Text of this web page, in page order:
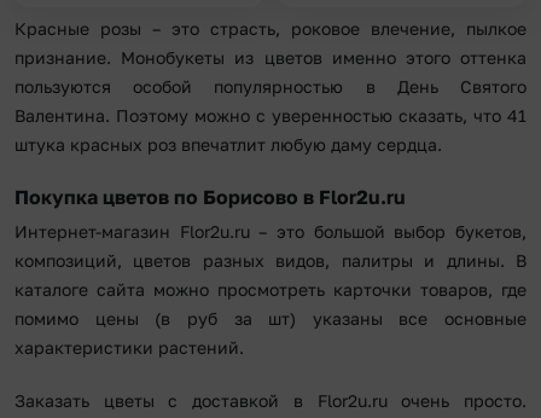
Красные розы – это страсть, роковое влечение, пылкое
признание. Монобукеты из цветов именно этого оттенка
пользуются особой популярностью в День Святого
Валентина. Поэтому можно с уверенностью сказать, что 41
штука красных роз впечатлит любую даму сердца.
Покупка цветов по Борисово в Flor2u.ru
Интернет-магазин Flor2u.ru – это большой выбор букетов,
композиций, цветов разных видов, палитры и длины. В
каталоге сайта можно просмотреть карточки товаров, где
помимо цены (в руб за шт) указаны все основные
характеристики растений.
Заказать цветы с доставкой в Flor2u.ru очень просто.